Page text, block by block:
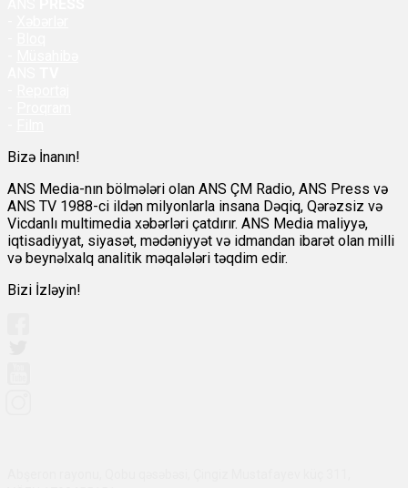
Bizə İnanın!
ANS Media-nın bölmələri olan ANS ÇM Radio, ANS Press və
ANS TV 1988-ci ildən milyonlarla insana Dəqiq, Qərəzsiz və
Vicdanlı multimedia xəbərləri çatdırır. ANS Media maliyyə,
iqtisadiyyat, siyasət, mədəniyyət və idmandan ibarət olan milli
və beynəlxalq analitik məqalələri təqdim edir.
Bizi İzləyin!